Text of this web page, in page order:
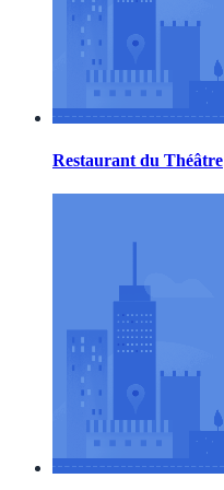
Restaurant du Théâtre